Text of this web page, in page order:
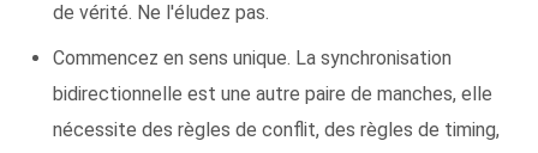
de vérité. Ne l'éludez pas.
Commencez en sens unique. La synchronisation
bidirectionnelle est une autre paire de manches, elle
nécessite des règles de conflit, des règles de timing,